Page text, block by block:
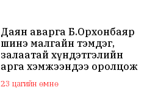
Даян аварга Б.Орхонбаяр
шинэ малгайн тэмдэг,
залаатай хүндэтгэлийн
арга хэмжээндээ оролцож
байна
23 цагийн өмнө